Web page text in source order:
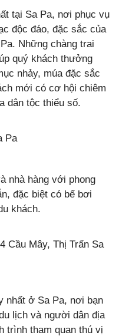
tại Sa Pa, nơi phục vụ
độc đáo, đặc sắc của
Những chàng trai
quý khách thưởng
nhảy, múa đặc sắc
mới có cơ hội chiêm
dân tộc thiểu số.
Pa
nhà hàng với phong
đặc biệt có bể bơi
khách.
Cầu Mây, Thị Trấn Sa
nhất ở Sa Pa, nơi bạn
lịch và người dân địa
trình tham quan thú vị